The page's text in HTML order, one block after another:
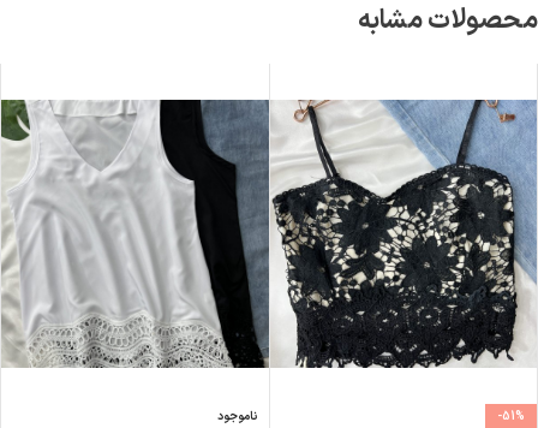
محصولات مشابه
-51%
ناموجود